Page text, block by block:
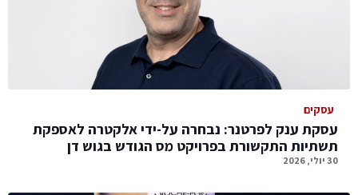
עסקים
עסקת ענק לפרטנר: נבחרה על-ידי אלקטרה לאספקת
תשתיות התקשורת בפרויקט מס הגודש בגוש דן
30 יולי, 2026